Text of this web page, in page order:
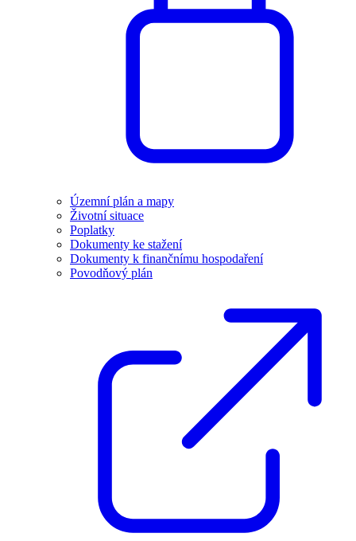
Územní plán a mapy
Životní situace
Poplatky
Dokumenty ke stažení
Dokumenty k finančnímu hospodaření
Povodňový plán